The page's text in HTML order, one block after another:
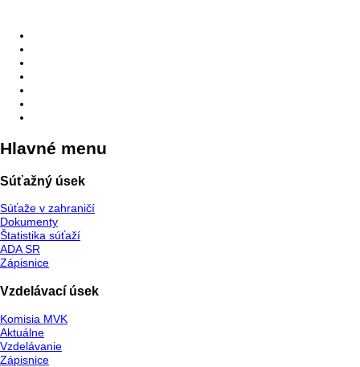
Slovenský
Zväz
Tanečného
Športu
Jazykové
mutácie:
Slovensky
English
Facebook
Tanečné
federace:
Hlavné menu
Súťažný úsek
Súťaže v zahraničí
Dokumenty
Štatistika súťaží
ADA SR
Zápisnice
Vzdelávací úsek
Komisia MVK
Aktuálne
Vzdelávanie
Zápisnice